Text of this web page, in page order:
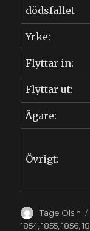
dödsfallet
Yrke:
Flyttar in:
Flyttar ut:
Ägare:
Övrigt:
Författare
Tage Olsin
1854 ,1855 ,1856 ,